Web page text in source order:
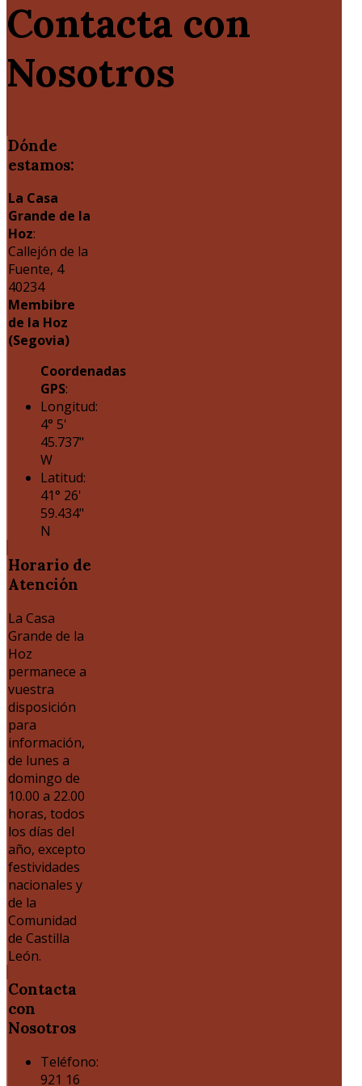
Contacta con
Nosotros
Dónde
estamos:
La Casa
Grande de la
Hoz:
Callejón de la
Fuente, 4
40234
Membibre
de la Hoz
(Segovia)
Coordenadas
GPS:
Longitud:
4° 5'
45.737"
W
Latitud:
41° 26'
59.434"
N
Horario de
Atención
La Casa
Grande de la
Hoz
permanece a
vuestra
disposición
para
información,
de lunes a
domingo de
10.00 a 22.00
horas, todos
los días del
año, excepto
festividades
nacionales y
de la
Comunidad
de Castilla
León.
Contacta
con
Nosotros
Teléfono:
921 16